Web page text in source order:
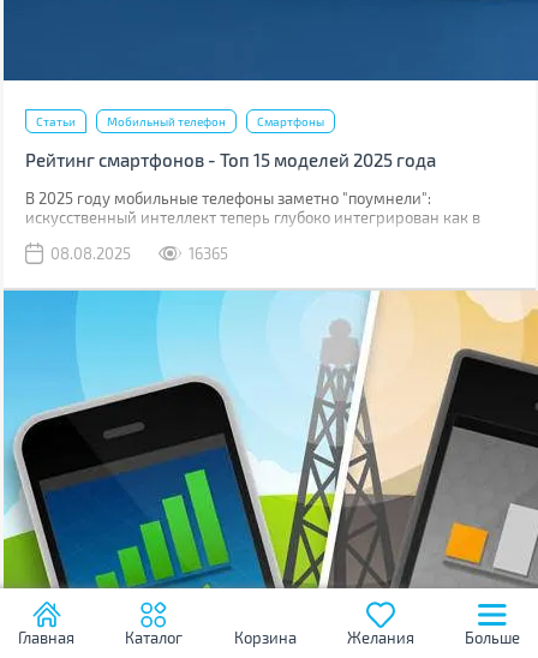
Статьи Мобильный телефон Смартфоны
Рейтинг смартфонов - Топ 15 моделей 2025 года
В 2025 году мобильные телефоны заметно "поумнели":
искусственный интеллект теперь глубоко интегрирован как в
процессоров.
08.08.2025 16365
Главная Каталог Корзина Желания Больше